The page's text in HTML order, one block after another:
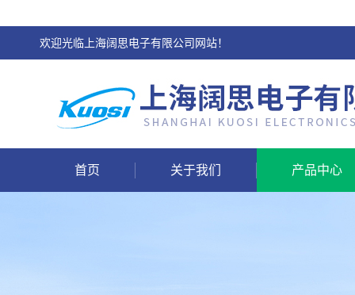
欢迎光临上海阔思电子有限公司网站！
首页 关于我们 产品中心